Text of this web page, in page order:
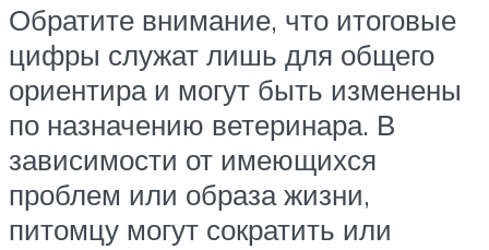
Обратите внимание, что итоговые
цифры служат лишь для общего
ориентира и могут быть изменены
по назначению ветеринара. В
зависимости от имеющихся
проблем или образа жизни,
питомцу могут сократить или